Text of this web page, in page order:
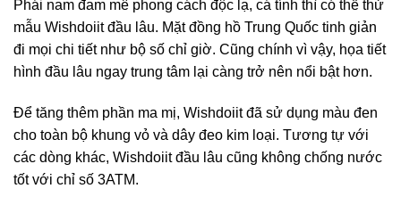
Phái nam đam mê phong cách độc lạ, cá tính thì có thể thử
mẫu Wishdoiit đầu lâu. Mặt đồng hồ Trung Quốc tinh giản
đi mọi chi tiết như bộ số chỉ giờ. Cũng chính vì vậy, họa tiết
hình đầu lâu ngay trung tâm lại càng trở nên nổi bật hơn.
Để tăng thêm phần ma mị, Wishdoiit đã sử dụng màu đen
cho toàn bộ khung vỏ và dây đeo kim loại. Tương tự với
các dòng khác, Wishdoiit đầu lâu cũng không chống nước
tốt với chỉ số 3ATM.